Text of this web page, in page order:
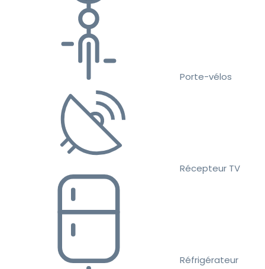
Porte-vélos
Récepteur TV
Réfrigérateur